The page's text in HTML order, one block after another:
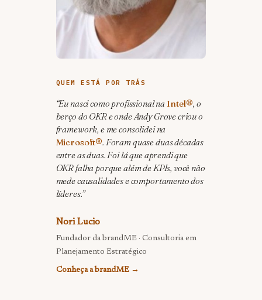
QUEM ESTÁ POR TRÁS
“Eu nasci como profissional na Intel®, o
berço do OKR e onde Andy Grove criou o
framework, e me consolidei na
Microsoft®. Foram quase duas décadas
entre as duas. Foi lá que aprendi que
OKR falha porque além de KPIs, você não
mede causalidades e comportamento dos
líderes.”
Nori Lucio
Fundador da brandME · Consultoria em
Planejamento Estratégico
Conheça a brandME →